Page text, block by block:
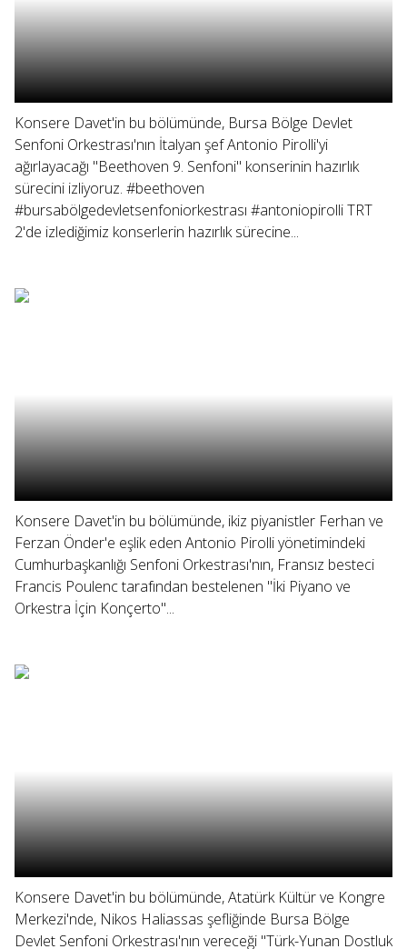
Konsere Davet'in bu bölümünde, Bursa Bölge Devlet
Senfoni Orkestrası'nın İtalyan şef Antonio Pirolli'yi
ağırlayacağı "Beethoven 9. Senfoni" konserinin hazırlık
sürecini izliyoruz. #beethoven
#bursabölgedevletsenfoniorkestrası #antoniopirolli TRT
2'de izlediğimiz konserlerin hazırlık sürecine...
Konsere Davet'in bu bölümünde, ikiz piyanistler Ferhan ve
Ferzan Önder'e eşlik eden Antonio Pirolli yönetimindeki
Cumhurbaşkanlığı Senfoni Orkestrası'nın, Fransız besteci
Francis Poulenc tarafından bestelenen "İki Piyano ve
Orkestra İçin Konçerto"...
Konsere Davet'in bu bölümünde, Atatürk Kültür ve Kongre
Merkezi'nde, Nikos Haliassas şefliğinde Bursa Bölge
Devlet Senfoni Orkestrası'nın vereceği "Türk-Yunan Dostluk